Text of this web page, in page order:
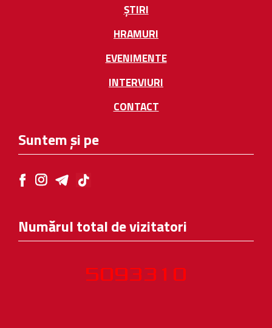
ȘTIRI
HRAMURI
EVENIMENTE
INTERVIURI
CONTACT
Suntem și pe
Numărul total de vizitatori